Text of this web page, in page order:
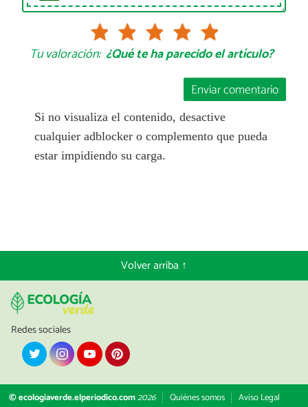
Tu valoración: ¿Qué te ha parecido el artículo?
Enviar comentario
Si no visualiza el contenido, desactive
cualquier adblocker o complemento que pueda
estar impidiendo su carga.
Volver arriba ↑
Redes sociales
© ecologiaverde.elperiodico.com2026 Quiénes somos Aviso Legal